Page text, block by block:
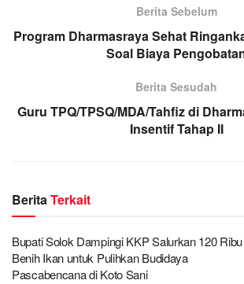
Berita Sebelum
Program Dharmasraya Sehat
Soal Biaya
Berita Sesudah
Guru TPQ/TPSQ/MDA/Tahfiz di
Insentif Tahap II
BeritaTerkait
Bupati Solok Dampingi KKP Salurkan 120 Ribu
Benih Ikan untuk Pulihkan Budidaya
Pascabencana di Koto Sani